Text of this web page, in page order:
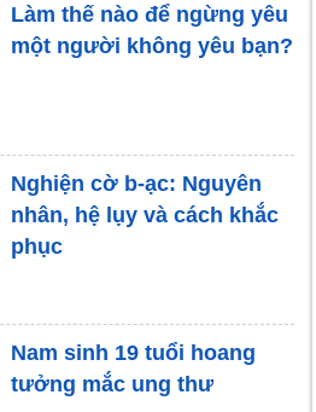
Làm thế nào để ngừng yêu
một người không yêu bạn?
Nghiện cờ b-ạc: Nguyên
nhân, hệ lụy và cách khắc
phục
Nam sinh 19 tuổi hoang
tưởng mắc ung thư